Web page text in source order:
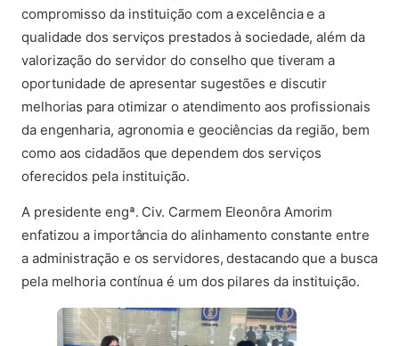
compromisso da instituição com a excelência e a
qualidade dos serviços prestados à sociedade, além da
valorização do servidor do conselho que tiveram a
oportunidade de apresentar sugestões e discutir
melhorias para otimizar o atendimento aos profissionais
da engenharia, agronomia e geociências da região, bem
como aos cidadãos que dependem dos serviços
oferecidos pela instituição.
A presidente engª. Civ. Carmem Eleonôra Amorim
enfatizou a importância do alinhamento constante entre
a administração e os servidores, destacando que a busca
pela melhoria contínua é um dos pilares da instituição.